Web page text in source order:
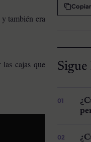
también era
cajas que